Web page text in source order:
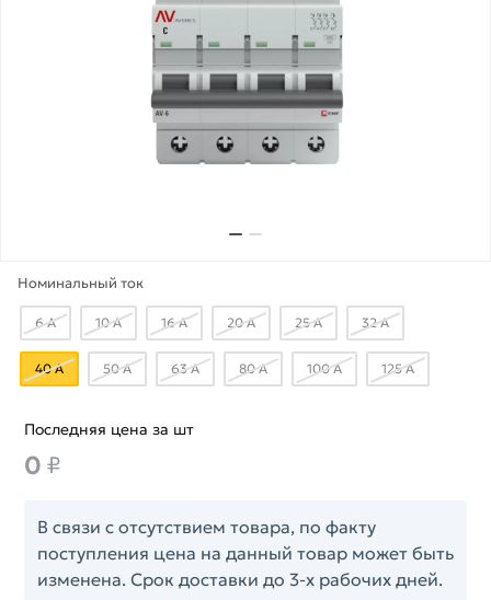
Номинальный ток
6 А 10 А 16 А 20 А 25 А 32 А
40 А 50 А 63 А 80 А 100 А 125 А
Последняя цена за шт
0 ₽
В связи с отсутствием товара, по факту
поступления цена на данный товар может быть
изменена. Срок доставки до 3-х рабочих дней.